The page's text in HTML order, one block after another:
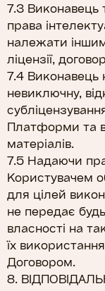
7.3 Виконавець
права
належати іншим
ліцензії,
7.4 Виконавець
невиключну,
Платформи та
матеріалів.
7.5 Надаючи
Користувачем
для цілей
не передає
власності на
їх
Договором.
8.